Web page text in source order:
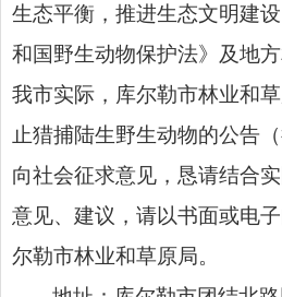
生态平衡，推进生态文明建
和国野生动物保护法》及地
我市实际，库尔勒市林业和
止猎捕陆生野生动物的公告
向社会征求意见，恳请结合
意见、建议，请以书面或电
尔勒市林业和草原局。